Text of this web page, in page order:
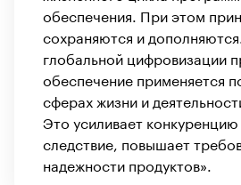
обеспечения. При этом
сохраняются и
глобальной цифровизации
обеспечение применяется
сферах жизни и
Это усиливает конкуренцию
следствие, повышает
надежности продуктов».